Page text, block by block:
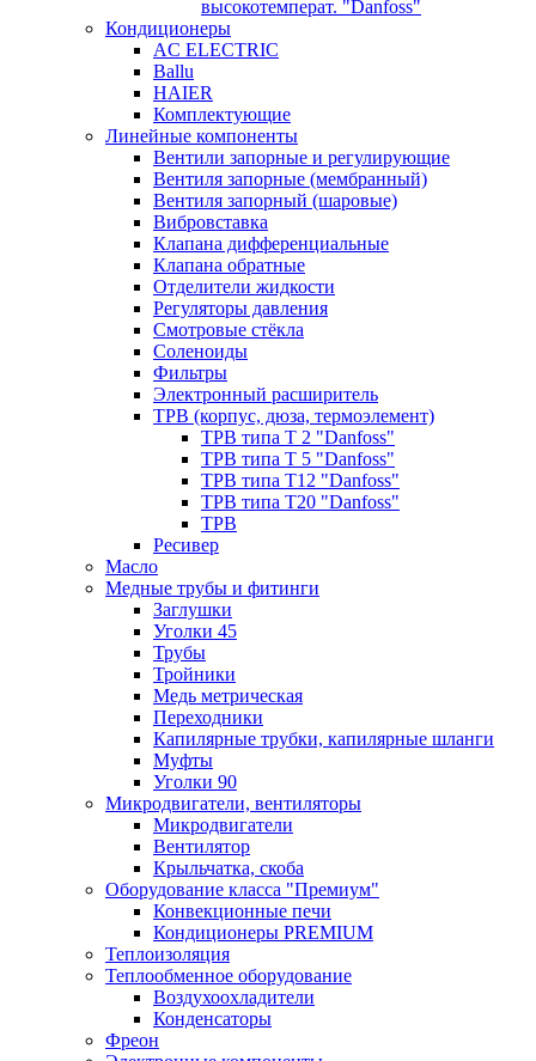
высокотемперат. "Danfoss"
Кондиционеры
AC ELECTRIC
Ballu
HAIER
Комплектующие
Линейные компоненты
Вентили запорные и регулирующие
Вентиля запорные (мембранный)
Вентиля запорный (шаровые)
Вибровставка
Клапана дифференциальные
Клапана обратные
Отделители жидкости
Регуляторы давления
Смотровые стёкла
Соленоиды
Фильтры
Электронный расширитель
ТРВ (корпус, дюза, термоэлемент)
ТРВ типа Т 2 "Danfoss"
ТРВ типа Т 5 "Danfoss"
ТРВ типа Т12 "Danfoss"
ТРВ типа Т20 "Danfoss"
ТРВ
Ресивер
Масло
Медные трубы и фитинги
Заглушки
Уголки 45
Трубы
Тройники
Медь метрическая
Переходники
Капилярные трубки, капилярные шланги
Муфты
Уголки 90
Микродвигатели, вентиляторы
Микродвигатели
Вентилятор
Крыльчатка, скоба
Оборудование класса "Премиум"
Конвекционные печи
Кондиционеры PREMIUM
Теплоизоляция
Теплообменное оборудование
Воздухоохладители
Конденсаторы
Фреон